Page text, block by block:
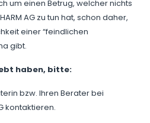
um einen Betrug, welcher nichts
AG zu tun hat, schon daher,
einer “feindlichen
gibt.
haben, bitte:
bzw. Ihren Berater bei
kontaktieren.